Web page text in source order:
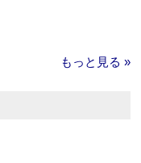
もっと見る »